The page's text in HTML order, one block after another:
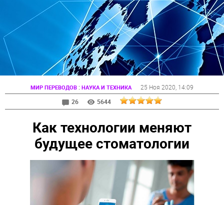
МИР ПЕРЕВОДОВ : НАУКА И ТЕХНИКА 25 Ноя 2020 , 14:09
26
5644
Как технологии меняют
будущее стоматологии